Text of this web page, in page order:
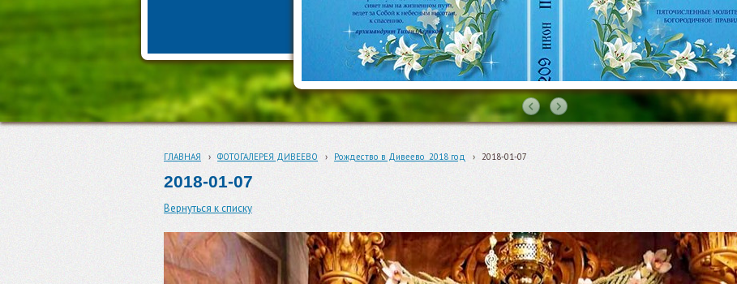
ГЛАВНАЯ › ФОТОГАЛЕРЕЯ ДИВЕЕВО › Рождество в Дивеево_2018 год › 2018-01-07
2018-01-07
Вернуться к списку